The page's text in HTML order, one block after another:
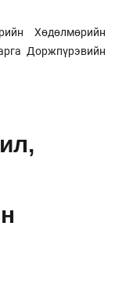
Хөдөлмөрийн
Доржпүрэвийн